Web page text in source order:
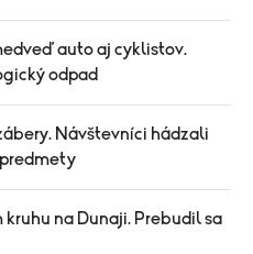
auto aj cyklistov.
odpad
Návštevníci hádzali
na Dunaji. Prebudil sa